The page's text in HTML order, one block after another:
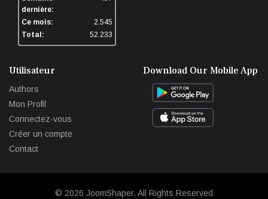
dernière:
Ce mois:
2.545
Total:
52.233
Utilisateur
Authors
Mon Profil
Connectez-vous
Créer un compte
Contact
Download Our Mobile App
© 2026 JoomShaper. All Rights Reserved